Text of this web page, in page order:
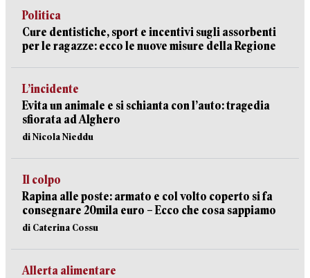
Politica
Cure dentistiche, sport e incentivi sugli assorbenti
per le ragazze: ecco le nuove misure della Regione
L’incidente
Evita un animale e si schianta con l’auto: tragedia
sfiorata ad Alghero
di Nicola Nieddu
Il colpo
Rapina alle poste: armato e col volto coperto si fa
consegnare 20mila euro – Ecco che cosa sappiamo
di Caterina Cossu
Allerta alimentare